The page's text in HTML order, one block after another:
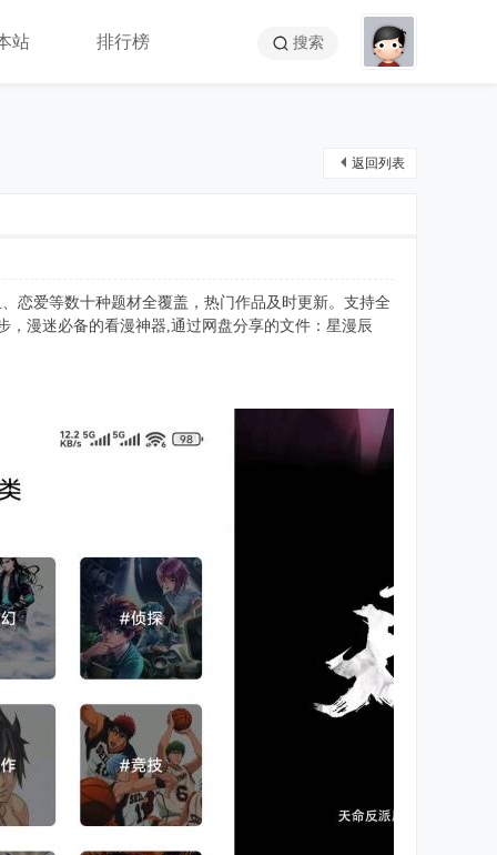
站 排行榜 搜索
返回列表
恋爱等数十种题材全覆盖，热门作品及时更新。支持全
漫迷必备的看漫神器,通过网盘分享的文件：星漫辰